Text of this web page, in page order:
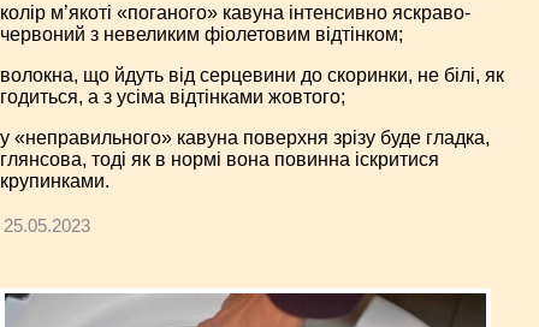
колір м’якоті «поганого» кавуна інтенсивно яскраво-
червоний з невеликим фіолетовим відтінком;
волокна, що йдуть від серцевини до скоринки, не білі, як
годиться, а з усіма відтінками жовтого;
у «неправильного» кавуна поверхня зрізу буде гладка,
глянсова, тоді як в нормі вона повинна іскритися
крупинками.
25.05.2023